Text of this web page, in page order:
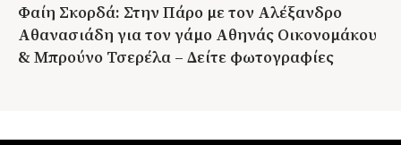
Φαίη Σκορδά: Στην Πάρο με τον Αλέξανδρο
Αθανασιάδη για τον γάμο Αθηνάς Οικονομάκου
& Μπρούνο Τσερέλα – Δείτε φωτογραφίες